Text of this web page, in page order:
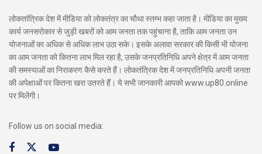
लोकतांत्रिक देश में मीडिया को लोकतंत्र का चौथा स्तम्भ कहा जाता है। मीडिया का मुख्य
कार्य जनसरोकार से जुड़ी खबरों को आम जनता तक पहुंचाना है, ताकि आम जनता उन
योजनाओं का अधिक से अधिक लाभ उठा सके। इसके अलावा सरकार की किसी भी योजना
का आम जनता को कितना लाभ मिल रहा है, उसके जनप्रतिनिधि अपने क्षेत्र में आम जनता
की समस्याओं का निराकरण कैसे करते हैं। लोकतंत्रिक देश में जनप्रतिनिधि अपनी जनता
की अपेक्षाओं पर कितना खरा उतरते हैं। ये सभी जानकारी आपको www.up80.online
पर मिलेंगी।
Follow us on social media: